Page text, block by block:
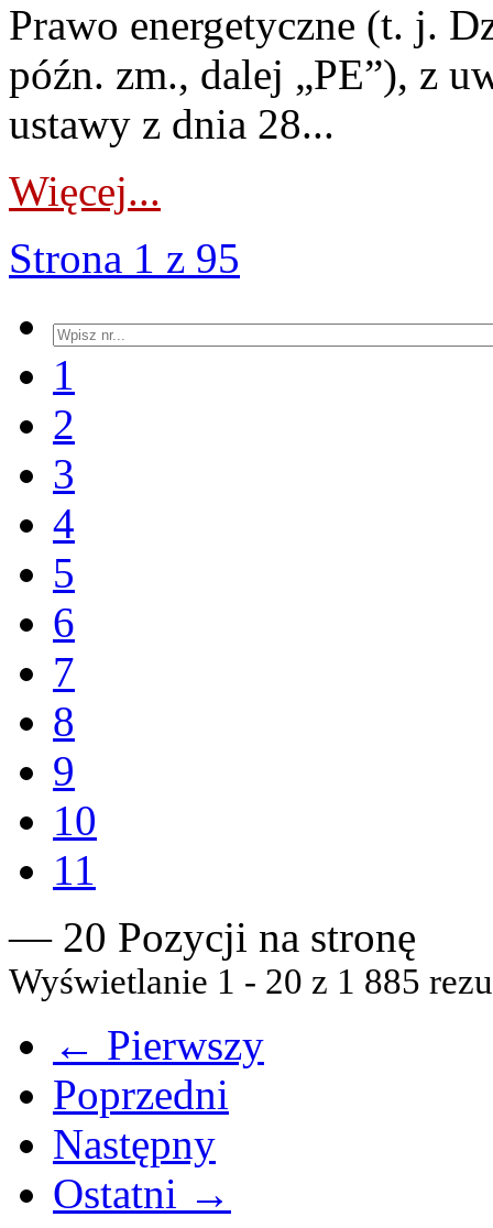
Prawo energetyczne (t. j.
późn. zm., dalej „PE”), z
ustawy z dnia 28...
Więcej...
Strona 1 z 95
1
2
3
4
5
6
7
8
9
10
11
— 20 Pozycji na stronę
Wyświetlanie 1 - 20 z 1 885
← Pierwszy
Poprzedni
Następny
Ostatni →